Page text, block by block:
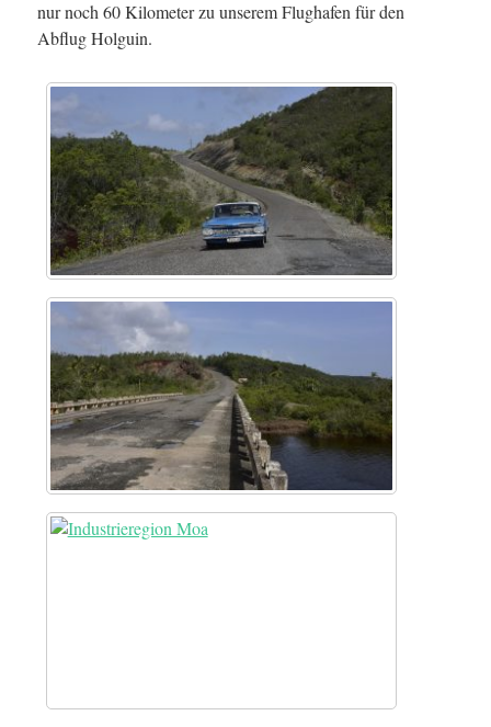
nur noch 60 Kilometer zu unserem Flughafen für den
Abflug Holguin.